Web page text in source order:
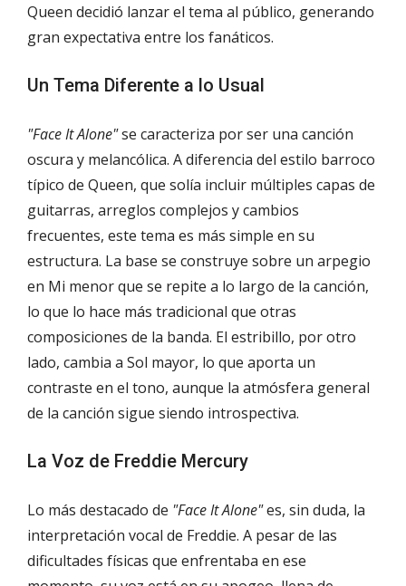
Queen decidió lanzar el tema al público, generando
gran expectativa entre los fanáticos.
Un Tema Diferente a lo Usual
"Face It Alone"se caracteriza por ser una canción
oscura y melancólica. A diferencia del estilo barroco
típico de Queen, que solía incluir múltiples capas de
guitarras, arreglos complejos y cambios
frecuentes, este tema es más simple en su
estructura. La base se construye sobre un arpegio
en Mi menor que se repite a lo largo de la canción,
lo que lo hace más tradicional que otras
composiciones de la banda. El estribillo, por otro
lado, cambia a Sol mayor, lo que aporta un
contraste en el tono, aunque la atmósfera general
de la canción sigue siendo introspectiva.
La Voz de Freddie Mercury
Lo más destacado de "Face It Alone"es, sin duda, la
interpretación vocal de Freddie. A pesar de las
dificultades físicas que enfrentaba en ese